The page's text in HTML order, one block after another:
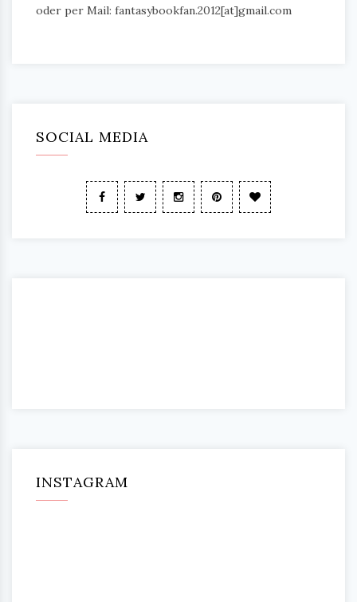
oder per Mail: fantasybookfan.2012[at]gmail.com
SOCIAL MEDIA
INSTAGRAM